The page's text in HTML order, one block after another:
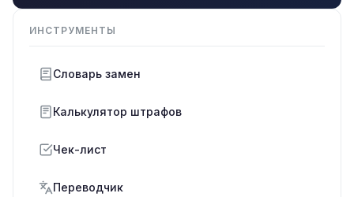
ИНСТРУМЕНТЫ
Словарь замен
Калькулятор штрафов
Чек-лист
Переводчик